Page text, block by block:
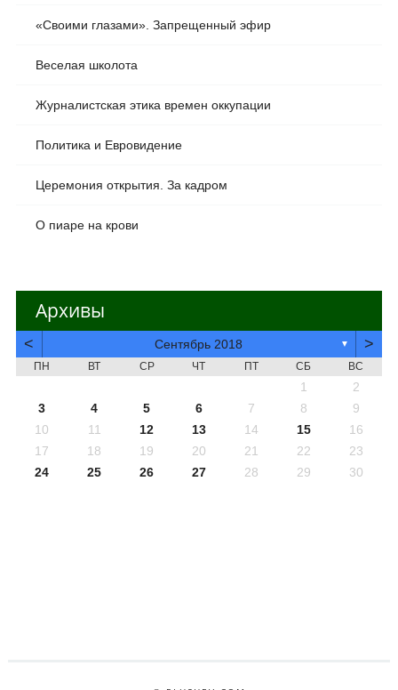
«Своими глазами». Запрещенный эфир
Веселая школота
Журналистская этика времен оккупации
Политика и Евровидение
Церемония открытия. За кадром
О пиаре на крови
Архивы
< Сентябрь 2018 ▼ >
ПН ВТ СР ЧТ ПТ СБ ВС
1
2
3
4 5 6 7 8
9
10
11 12 13 14 15
16
17
18 19 20 21 22
23
24
25 26 27 28 29 30